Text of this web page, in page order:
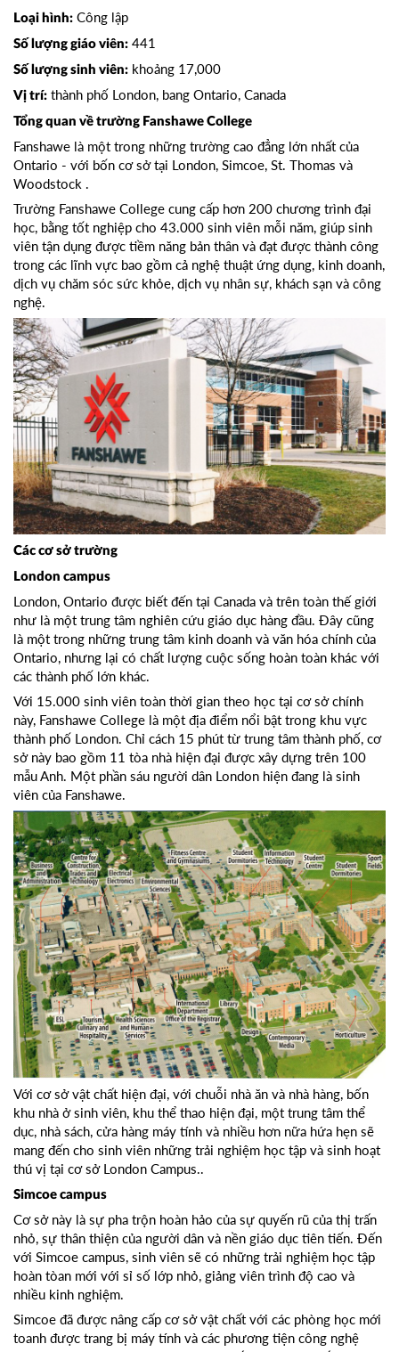
Loại hình: Công lập
Số lượng giáo viên: 441
Số lượng sinh viên: khoảng 17,000
Vị trí: thành phố London, bang Ontario, Canada
Tổng quan về trường Fanshawe College
Fanshawe là một trong những trường cao đẳng lớn nhất của
Ontario - với bốn cơ sở tại London, Simcoe, St. Thomas và
Woodstock .
Trường Fanshawe College cung cấp hơn 200 chương trình đại
học, bằng tốt nghiệp cho 43.000 sinh viên mỗi năm, giúp sinh
viên tận dụng được tiềm năng bản thân và đạt được thành công
trong các lĩnh vực bao gồm cả nghệ thuật ứng dụng, kinh doanh,
dịch vụ chăm sóc sức khỏe, dịch vụ nhân sự, khách sạn và công
nghệ.
Các cơ sở trường
London campus
London, Ontario được biết đến tại Canada và trên toàn thế giới
như là một trung tâm nghiên cứu giáo dục hàng đầu. Đây cũng
là một trong những trung tâm kinh doanh và văn hóa chính của
Ontario, nhưng lại có chất lượng cuộc sống hoàn toàn khác với
các thành phố lớn khác.
Với 15.000 sinh viên toàn thời gian theo học tại cơ sở chính
này, Fanshawe College là một địa điểm nổi bật trong khu vực
thành phố London. Chỉ cách 15 phút từ trung tâm thành phố, cơ
sở này bao gồm 11 tòa nhà hiện đại được xây dựng trên 100
mẫu Anh. Một phần sáu người dân London hiện đang là sinh
viên của Fanshawe.
Với cơ sở vật chất hiện đại, với chuỗi nhà ăn và nhà hàng, bốn
khu nhà ở sinh viên, khu thể thao hiện đại, một trung tâm thể
dục, nhà sách, cửa hàng máy tính và nhiều hơn nữa hứa hẹn sẽ
mang đến cho sinh viên những trải nghiệm học tập và sinh hoạt
thú vị tại cơ sở London Campus..
Simcoe campus
Cơ sở này là sự pha trộn hoàn hảo của sự quyến rũ của thị trấn
nhỏ, sự thân thiện của người dân và nền giáo dục tiên tiến. Đến
với Simcoe campus, sinh viên sẽ có những trải nghiệm học tập
hoàn tòan mới với sỉ số lớp nhỏ, giảng viên trình độ cao và
nhiều kinh nghiệm.
Simcoe đã được nâng cấp cơ sở vật chất với các phòng học mới
toanh được trang bị máy tính và các phương tiện công nghệ